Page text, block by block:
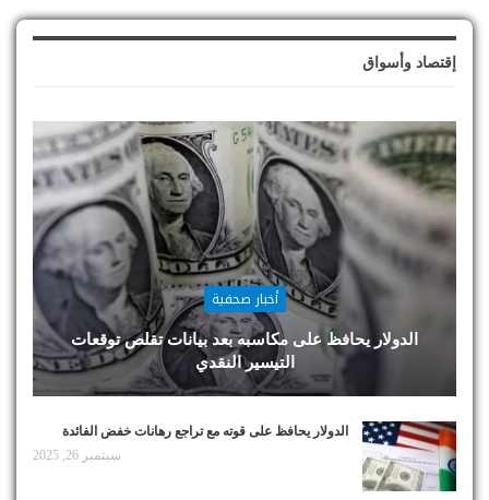
إقتصاد وأسواق
أخبار صحفية
الدولار يحافظ على مكاسبه بعد بيانات تقلص توقعات
التيسير النقدي
الدولار يحافظ على قوته مع تراجع رهانات خفض الفائدة
سبتمبر 26, 2025